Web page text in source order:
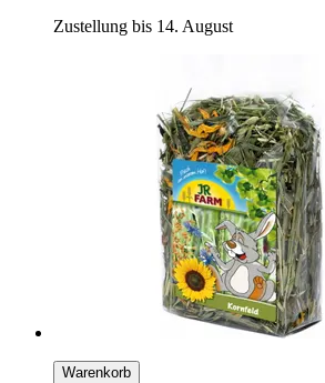
Zustellung bis 14. August
Warenkorb